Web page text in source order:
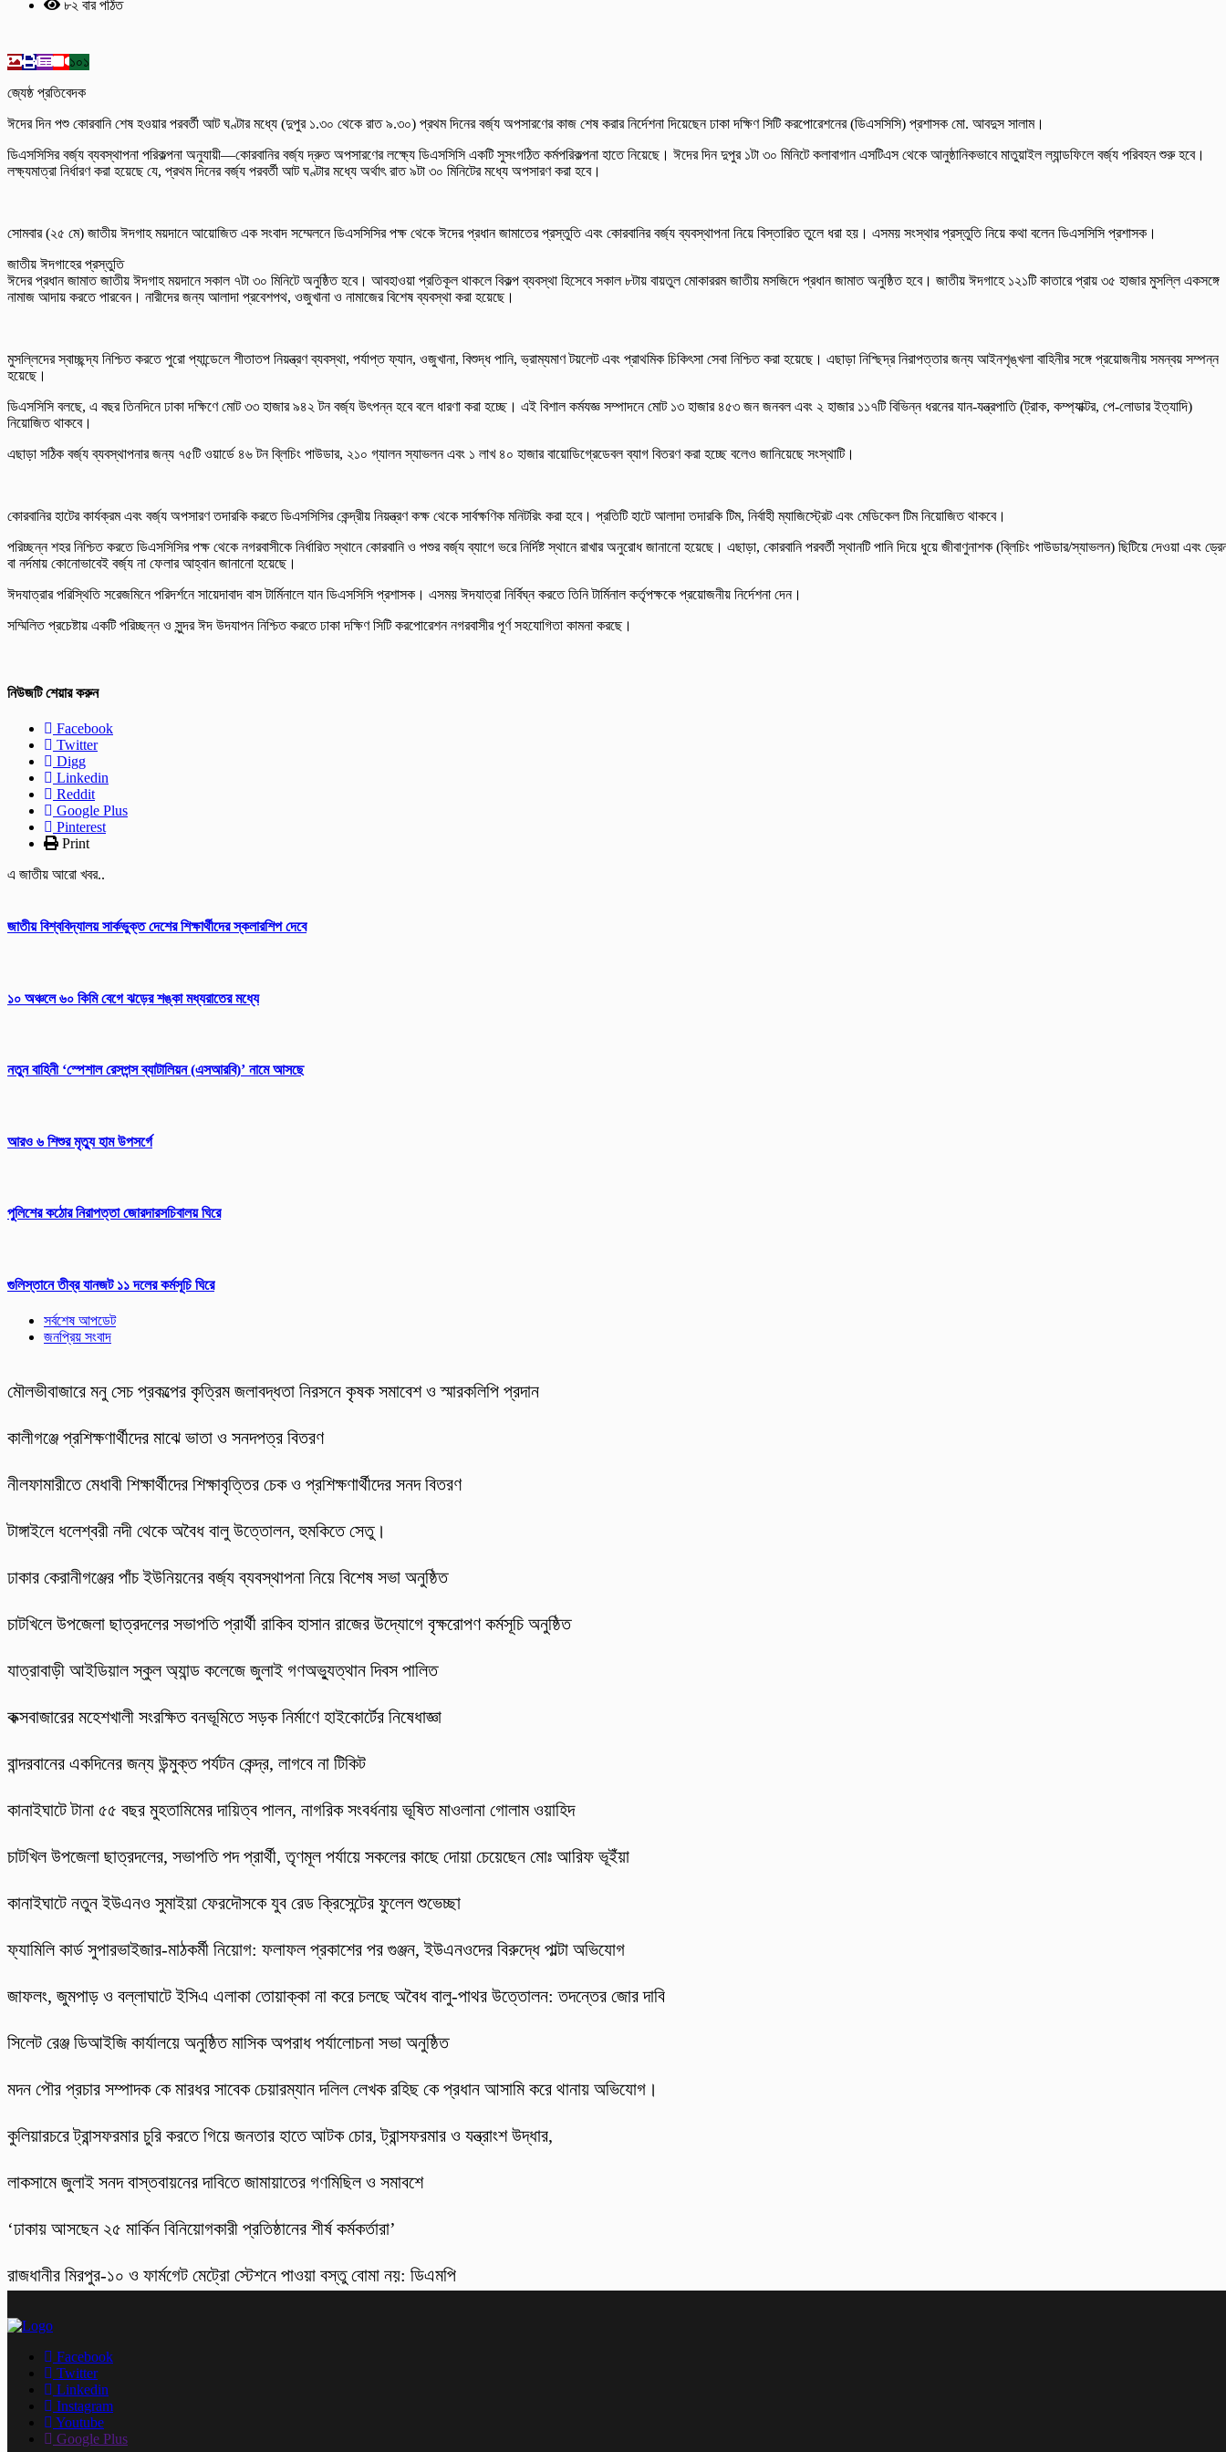
৮২ বার পঠিত
১০১
জ্যেষ্ঠ প্রতিবেদক
ঈদের দিন পশু কোরবানি শেষ হওয়ার পরবর্তী আট ঘণ্টার মধ্যে (দুপুর ১.৩০ থেকে রাত ৯.৩০) প্রথম দিনের বর্জ্য অপসারণের কাজ শেষ করার নির্দেশনা দিয়েছেন ঢাকা দক্ষিণ সিটি করপোরেশনের (ডিএসসিসি) প্রশাসক মো. আবদুস সালাম।
ডিএসসিসির বর্জ্য ব্যবস্থাপনা পরিকল্পনা অনুযায়ী—কোরবানির বর্জ্য দ্রুত অপসারণের লক্ষ্যে ডিএসসিসি একটি সুসংগঠিত কর্মপরিকল্পনা হাতে নিয়েছে। ঈদের দিন দুপুর ১টা ৩০ মিনিটে কলাবাগান এসটিএস থেকে আনুষ্ঠানিকভাবে মাতুয়াইল ল্যান্ডফিলে বর্জ্য পরিবহন শুরু হবে।
লক্ষ্যমাত্রা নির্ধারণ করা হয়েছে যে, প্রথম দিনের বর্জ্য পরবর্তী আট ঘণ্টার মধ্যে অর্থাৎ রাত ৯টা ৩০ মিনিটের মধ্যে অপসারণ করা হবে।
সোমবার (২৫ মে) জাতীয় ঈদগাহ ময়দানে আয়োজিত এক সংবাদ সম্মেলনে ডিএসসিসির পক্ষ থেকে ঈদের প্রধান জামাতের প্রস্তুতি এবং কোরবানির বর্জ্য ব্যবস্থাপনা নিয়ে বিস্তারিত তুলে ধরা হয়। এসময় সংস্থার প্রস্তুতি নিয়ে কথা বলেন ডিএসসিসি প্রশাসক।
জাতীয় ঈদগাহের প্রস্তুতি
ঈদের প্রধান জামাত জাতীয় ঈদগাহ ময়দানে সকাল ৭টা ৩০ মিনিটে অনুষ্ঠিত হবে। আবহাওয়া প্রতিকূল থাকলে বিকল্প ব্যবস্থা হিসেবে সকাল ৮টায় বায়তুল মোকাররম জাতীয় মসজিদে প্রধান জামাত অনুষ্ঠিত হবে। জাতীয় ঈদগাহে ১২১টি কাতারে প্রায় ৩৫ হাজার মুসল্লি একসঙ্গে
নামাজ আদায় করতে পারবেন। নারীদের জন্য আলাদা প্রবেশপথ, ওজুখানা ও নামাজের বিশেষ ব্যবস্থা করা হয়েছে।
মুসল্লিদের স্বাচ্ছন্দ্য নিশ্চিত করতে পুরো প্যান্ডেলে শীতাতপ নিয়ন্ত্রণ ব্যবস্থা, পর্যাপ্ত ফ্যান, ওজুখানা, বিশুদ্ধ পানি, ভ্রাম্যমাণ টয়লেট এবং প্রাথমিক চিকিৎসা সেবা নিশ্চিত করা হয়েছে। এছাড়া নিশ্ছিদ্র নিরাপত্তার জন্য আইনশৃঙ্খলা বাহিনীর সঙ্গে প্রয়োজনীয় সমন্বয় সম্পন্ন
হয়েছে।
ডিএসসিসি বলছে, এ বছর তিনদিনে ঢাকা দক্ষিণে মোট ৩৩ হাজার ৯৪২ টন বর্জ্য উৎপন্ন হবে বলে ধারণা করা হচ্ছে। এই বিশাল কর্মযজ্ঞ সম্পাদনে মোট ১৩ হাজার ৪৫৩ জন জনবল এবং ২ হাজার ১১৭টি বিভিন্ন ধরনের যান-যন্ত্রপাতি (ট্রাক, কম্প্যাক্টর, পে-লোডার ইত্যাদি)
নিয়োজিত থাকবে।
এছাড়া সঠিক বর্জ্য ব্যবস্থাপনার জন্য ৭৫টি ওয়ার্ডে ৪৬ টন ব্লিচিং পাউডার, ২১০ গ্যালন স্যাভলন এবং ১ লাখ ৪০ হাজার বায়োডিগ্রেডেবল ব্যাগ বিতরণ করা হচ্ছে বলেও জানিয়েছে সংস্থাটি।
কোরবানির হাটের কার্যক্রম এবং বর্জ্য অপসারণ তদারকি করতে ডিএসসিসির কেন্দ্রীয় নিয়ন্ত্রণ কক্ষ থেকে সার্বক্ষণিক মনিটরিং করা হবে। প্রতিটি হাটে আলাদা তদারকি টিম, নির্বাহী ম্যাজিস্ট্রেট এবং মেডিকেল টিম নিয়োজিত থাকবে।
পরিচ্ছন্ন শহর নিশ্চিত করতে ডিএসসিসির পক্ষ থেকে নগরবাসীকে নির্ধারিত স্থানে কোরবানি ও পশুর বর্জ্য ব্যাগে ভরে নির্দিষ্ট স্থানে রাখার অনুরোধ জানানো হয়েছে। এছাড়া, কোরবানি পরবর্তী স্থানটি পানি দিয়ে ধুয়ে জীবাণুনাশক (ব্লিচিং পাউডার/স্যাভলন) ছিটিয়ে দেওয়া এবং
বা নর্দমায় কোনোভাবেই বর্জ্য না ফেলার আহ্বান জানানো হয়েছে।
ঈদযাত্রার পরিস্থিতি সরেজমিনে পরিদর্শনে সায়েদাবাদ বাস টার্মিনালে যান ডিএসসিসি প্রশাসক। এসময় ঈদযাত্রা নির্বিঘ্ন করতে তিনি টার্মিনাল কর্তৃপক্ষকে প্রয়োজনীয় নির্দেশনা দেন।
সম্মিলিত প্রচেষ্টায় একটি পরিচ্ছন্ন ও সুন্দর ঈদ উদযাপন নিশ্চিত করতে ঢাকা দক্ষিণ সিটি করপোরেশন নগরবাসীর পূর্ণ সহযোগিতা কামনা করছে।
নিউজটি শেয়ার করুন
Facebook
Twitter
Digg
Linkedin
Reddit
Google Plus
Pinterest
Print
এ জাতীয় আরো খবর..
জাতীয় বিশ্ববিদ্যালয় সার্কভুক্ত দেশের শিক্ষার্থীদের স্কলারশিপ দেবে
১০ অঞ্চলে ৬০ কিমি বেগে ঝড়ের শঙ্কা মধ্যরাতের মধ্যে
নতুন বাহিনী ‘স্পেশাল রেসপন্স ব্যাটালিয়ন (এসআরবি)’ নামে আসছে
আরও ৬ শিশুর মৃত্যু হাম উপসর্গে
পুলিশের কঠোর নিরাপত্তা জোরদারসচিবালয় ঘিরে
গুলিস্তানে তীব্র যানজট ১১ দলের কর্মসূচি ঘিরে
সর্বশেষ আপডেট
জনপ্রিয় সংবাদ
মৌলভীবাজারে মনু সেচ প্রকল্পের কৃত্রিম জলাবদ্ধতা নিরসনে কৃষক সমাবেশ ও স্মারকলিপি প্রদান
কালীগঞ্জে প্রশিক্ষণার্থীদের মাঝে ভাতা ও সনদপত্র বিতরণ
নীলফামারীতে মেধাবী শিক্ষার্থীদের শিক্ষাবৃত্তির চেক ও প্রশিক্ষণার্থীদের সনদ বিতরণ
টাঙ্গাইলে ধলেশ্বরী নদী থেকে অবৈধ বালু উত্তোলন, হুমকিতে সেতু।
ঢাকার কেরানীগঞ্জের পাঁচ ইউনিয়নের বর্জ্য ব্যবস্থাপনা নিয়ে বিশেষ সভা অনুষ্ঠিত
চাটখিলে উপজেলা ছাত্রদলের সভাপতি প্রার্থী রাকিব হাসান রাজের উদ্যোগে বৃক্ষরোপণ কর্মসূচি অনুষ্ঠিত
যাত্রাবাড়ী আইডিয়াল স্কুল অ্যান্ড কলেজে জুলাই গণঅভ্যুত্থান দিবস পালিত
কক্সবাজারের মহেশখালী সংরক্ষিত বনভূমিতে সড়ক নির্মাণে হাইকোর্টের নিষেধাজ্ঞা
বান্দরবানের একদিনের জন্য উন্মুক্ত পর্যটন কেন্দ্র, লাগবে না টিকিট
কানাইঘাটে টানা ৫৫ বছর মুহতামিমের দায়িত্ব পালন, নাগরিক সংবর্ধনায় ভূষিত মাওলানা গোলাম ওয়াহিদ
চাটখিল উপজেলা ছাত্রদলের, সভাপতি পদ প্রার্থী, তৃণমূল পর্যায়ে সকলের কাছে দোয়া চেয়েছেন মোঃ আরিফ ভূইঁয়া
কানাইঘাটে নতুন ইউএনও সুমাইয়া ফেরদৌসকে যুব রেড ক্রিসেন্টের ফুলেল শুভেচ্ছা
ফ্যামিলি কার্ড সুপারভাইজার-মাঠকর্মী নিয়োগ: ফলাফল প্রকাশের পর গুঞ্জন, ইউএনওদের বিরুদ্ধে পাল্টা অভিযোগ
​জাফলং, জুমপাড় ও বল্লাঘাটে ইসিএ এলাকা তোয়াক্কা না করে চলছে অবৈধ বালু-পাথর উত্তোলন: তদন্তের জোর দাবি
‎সিলেট রেঞ্জ ডিআইজি কার্যালয়ে অনুষ্ঠিত মাসিক অপরাধ পর্যালোচনা সভা অনুষ্ঠিত
মদন পৌর প্রচার সম্পাদক কে মারধর সাবেক চেয়ারম্যান দলিল লেখক রহিছ কে প্রধান আসামি করে থানায় অভিযোগ।
কুলিয়ারচরে ট্রান্সফরমার চুরি করতে গিয়ে জনতার হাতে আটক চোর, ট্রান্সফরমার ও যন্ত্রাংশ উদ্ধার,
লাকসামে জুলাই সনদ বাস্তবায়নের দাবিতে জামায়াতের গণমিছিল ও সমাবশে
‘ঢাকায় আসছেন ২৫ মার্কিন বিনিয়োগকারী প্রতিষ্ঠানের শীর্ষ কর্মকর্তারা’
রাজধানীর মিরপুর-১০ ও ফার্মগেট মেট্রো স্টেশনে পাওয়া বস্তু বোমা নয়: ডিএমপি
Facebook
Twitter
Linkedin
Instagram
Youtube
Google Plus